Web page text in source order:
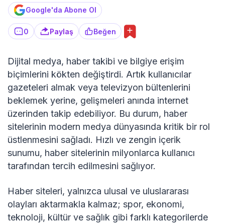
Google'da Abone Ol
0 Paylaş Beğen
Dijital medya, haber takibi ve bilgiye erişim
biçimlerini kökten değiştirdi. Artık kullanıcılar
gazeteleri almak veya televizyon bültenlerini
beklemek yerine, gelişmeleri anında internet
üzerinden takip edebiliyor. Bu durum, haber
sitelerinin modern medya dünyasında kritik bir rol
üstlenmesini sağladı. Hızlı ve zengin içerik
sunumu, haber sitelerinin milyonlarca kullanıcı
tarafından tercih edilmesini sağlıyor.
Haber siteleri, yalnızca ulusal ve uluslararası
olayları aktarmakla kalmaz; spor, ekonomi,
teknoloji, kültür ve sağlık gibi farklı kategorilerde